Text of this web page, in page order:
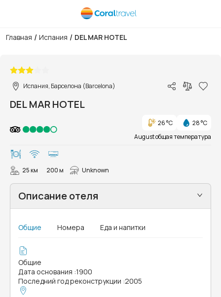
Главная / Испания / DEL MAR HOTEL
Испания, Барселона (Barcelona)
DEL MAR HOTEL
26 °C
28 °C
August общая температура
25 км 200 м Unknown
Описание отеля
Общие Номера Еда и напитки
Общие
Дата основания :1900
Последний год реконструкции :2005